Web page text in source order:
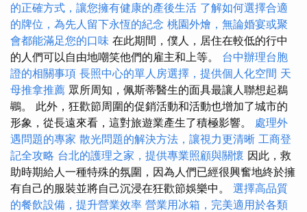
的正確方式，讓您擁有健康的產後生活 了解如何選擇合適
的牌位，為先人留下永恆的紀念 桃園外燴，無論婚宴或聚
會都能滿足您的口味 在此期間，僕人，居住在較低的行中
的人們可以自由地嘲笑他們的雇主和上等。 台中辦理台胞
證的相關事項 長照中心的單人房選擇，提供個人化空間 天
母推拿推薦 眾所周知，佩斯蒂醫生的面具最讓人聯想起鵜
鶘。 此外，狂歡節周圍的促銷活動和活動也增加了城市的
形象，從長遠來看，這對旅遊業產生了積極影響。 處理外
遇問題的專家 散光問題的解決方法，讓視力更清晰 工商登
記全攻略 台北的護理之家，提供專業照顧與關懷 因此，救
助時期給人一種特殊的氛圍，因為人們已經很興奮地終於擁
有自己的服裝並將自己沉浸在狂歡節娛樂中。 選擇高品質
的餐飲設備，提升營業效率 營業用冰箱，完美適用於各類